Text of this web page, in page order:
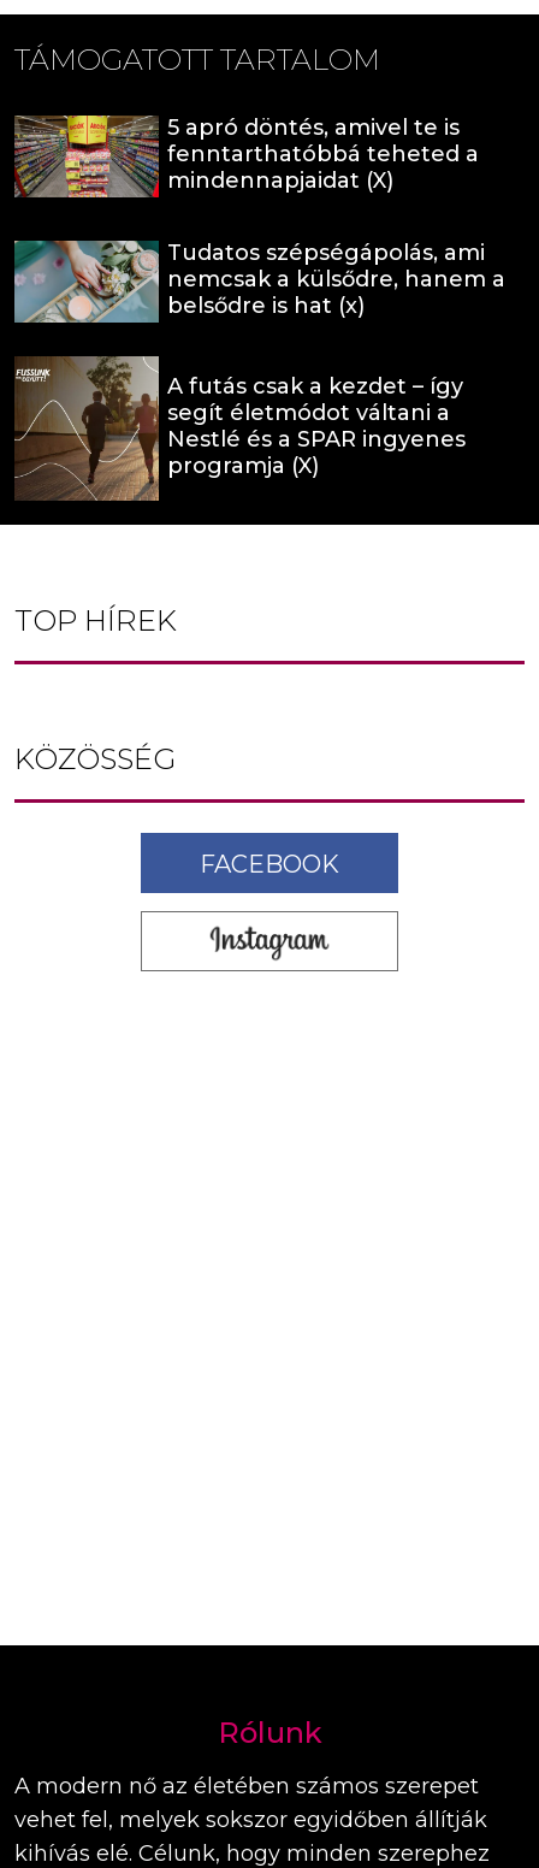
TÁMOGATOTT TARTALOM
5 apró döntés, amivel te is
fenntarthatóbbá teheted a
mindennapjaidat (X)
Tudatos szépségápolás, ami
nemcsak a külsődre, hanem a
belsődre is hat (x)
A futás csak a kezdet – így
segít életmódot váltani a
Nestlé és a SPAR ingyenes
programja (X)
TOP HÍREK
KÖZÖSSÉG
FACEBOOK
Rólunk
A modern nő az életében számos szerepet
vehet fel, melyek sokszor egyidőben állítják
kihívás elé. Célunk, hogy minden szerephez